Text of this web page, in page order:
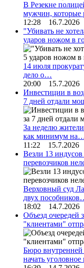
В Резекне
мужчин,
12:28 16.7.2026
"Убивать не
ударов ножом в
14 июля
дело о…
20:00 15.7.2026
Инвестиции в
7 дней отдали
За неделю
как минимум
11:22 15.7.2026
Везли 13
перевозчиков
Верховный суд
двух
18:02 14.7.2026
Объезд очередей
"клиентами"
Бюро внутренней
начать